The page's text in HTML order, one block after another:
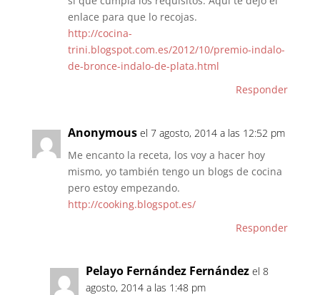
enlace para que lo recojas.
http://cocina-
trini.blogspot.com.es/2012/10/premio-indalo-
de-bronce-indalo-de-plata.html
Responder
Anonymous el 7 agosto, 2014 a las 12:52 pm
Me encanto la receta, los voy a hacer hoy
mismo, yo también tengo un blogs de cocina
pero estoy empezando.
http://cooking.blogspot.es/
Responder
Pelayo Fernández Fernández el 8
agosto, 2014 a las 1:48 pm